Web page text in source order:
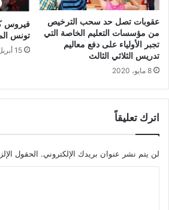
عقوبات تصل حد سحب الترخيص
من مؤسسات التعليم الخاصة التي
تجبر الأولياء على دفع معاليم
تدريس الثلاثي الثالث
8 مايو، 2020
فيروس
تونس
15 أبريل، 2021
اترك تعليقاً
لن يتم نشر عنوان بريدك الإلكتروني. الحقول